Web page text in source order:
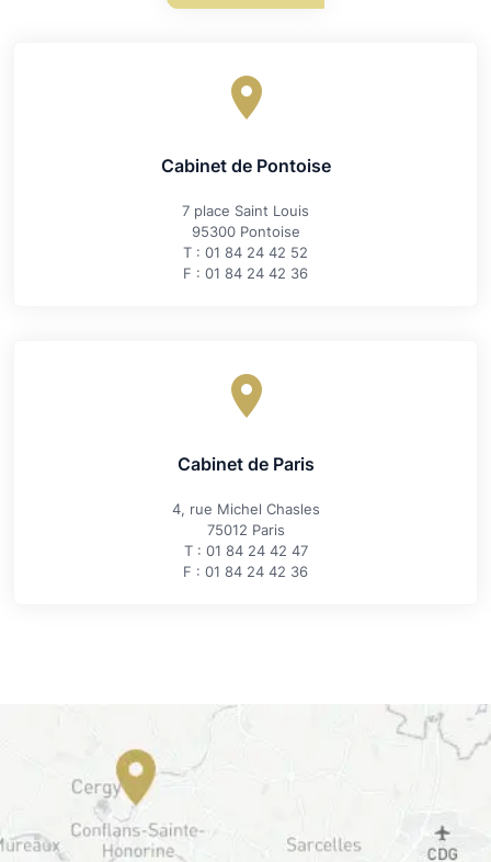
Cabinet de Pontoise
7 place Saint Louis
95300 Pontoise
T : 01 84 24 42 52
F : 01 84 24 42 36
Cabinet de Paris
4, rue Michel Chasles
75012 Paris
T : 01 84 24 42 47
F : 01 84 24 42 36